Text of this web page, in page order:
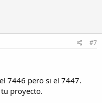
#7
7446 pero si el 7447.
proyecto.